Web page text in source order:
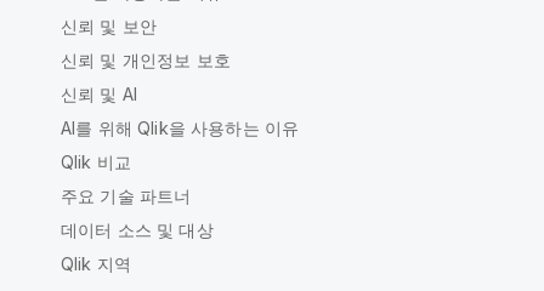
신뢰 및 보안
신뢰 및 개인정보 보호
신뢰 및 AI
AI를 위해 Qlik을 사용하는 이유
Qlik 비교
주요 기술 파트너
데이터 소스 및 대상
Qlik 지역